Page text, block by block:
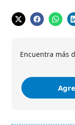
Encuentra más